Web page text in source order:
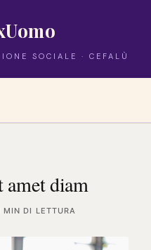
SOCIALE · CEFALÙ
diam
MIN DI LETTURA